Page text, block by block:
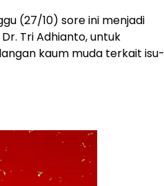
(27/10) sore ini menjadi
Tri Adhianto, untuk
kaum muda terkait isu-